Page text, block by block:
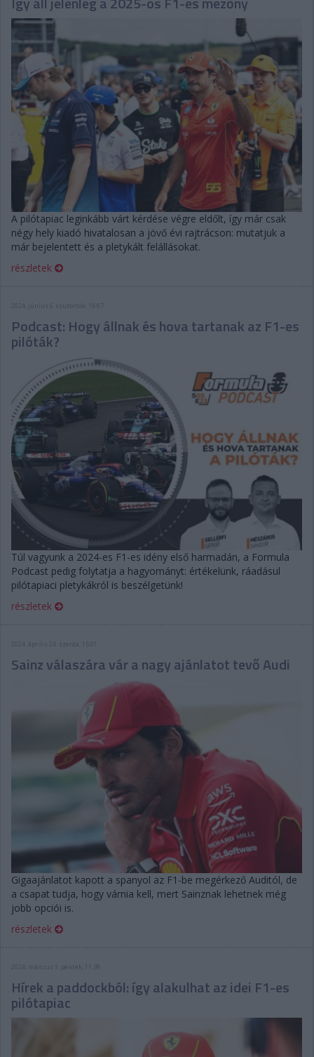
A pilótapiac leginkább várt kérdése végre eldőlt, így már csak
négy hely kiadó hivatalosan a jövő évi rajtrácson: mutatjuk a
már bejelentett és a pletykált felállásokat.
részletek
2024. június 6. csütörtök, 18:07
Podcast: Hogy állnak és hova tartanak az F1-es
pilóták?
Túl vagyunk a 2024-es F1-es idény első harmadán, a Formula
Podcast pedig folytatja a hagyományt: értékelünk, ráadásul
pilótapiaci pletykákról is beszélgetünk!
részletek
2024. április 24. szerda, 15:01
Sainz válaszára vár a nagy ajánlatot tevő Audi
Gigaajánlatot kapott a spanyol az F1-be megérkező Auditól, de
a csapat tudja, hogy várnia kell, mert Sainznak lehetnek még
jobb opciói is.
részletek
2024. március 1. péntek, 11:39
Hírek a paddockból: így alakulhat az idei F1-es
pilótapiac